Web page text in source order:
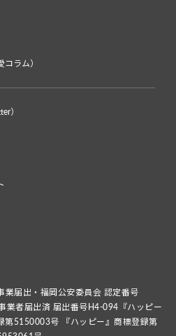
ラム）
）
業届出・福岡公安委員会 認定番号
業者届出済 届出番号H4-094『ハッピー
第5150003号 『ハッピー』商標登録第